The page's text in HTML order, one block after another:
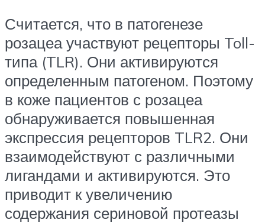
Считается, что в патогенезе
розацеа участвуют рецепторы Toll-
типа (TLR). Они активируются
определенным патогеном. Поэтому
в коже пациентов с розацеа
обнаруживается повышенная
экспрессия рецепторов TLR2. Они
взаимодействуют с различными
лигандами и активируются. Это
приводит к увеличению
содержания сериновой протеазы